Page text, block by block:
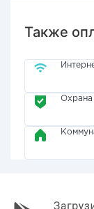
Также
Охрана